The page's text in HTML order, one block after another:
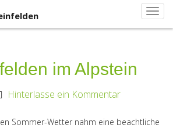
im Alpstein
Hinterlasse ein Kommentar
Sommer-Wetter nahm eine beachtliche